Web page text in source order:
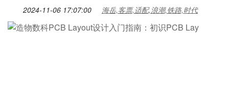
2024-11-06 17:07:00 海岳,客票,适配,浪潮,铁路,时代